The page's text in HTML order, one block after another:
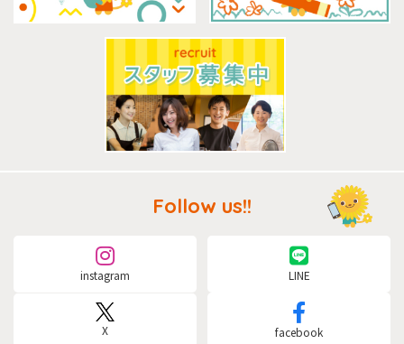
Follow us!!
instagram LINE
X facebook